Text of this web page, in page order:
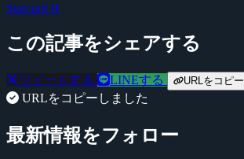
Starcraft II
この記事をシェアする
ツイートする LINEする URLをコピー
URLをコピーしました
最新情報をフォロー